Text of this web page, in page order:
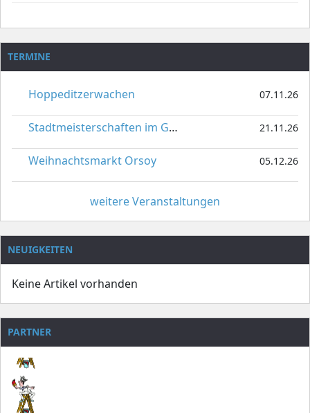
TERMINE
Hoppeditzerwachen 07.11.26
Stadtmeisterschaften im Gardetanz 21.11.26
Weihnachtsmarkt Orsoy 05.12.26
weitere Veranstaltungen
NEUIGKEITEN
Keine Artikel vorhanden
PARTNER